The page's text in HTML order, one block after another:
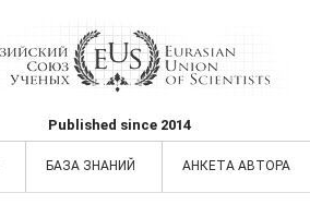
Published since 2014
БАЗА ЗНАНИЙ АНКЕТА АВТОРА